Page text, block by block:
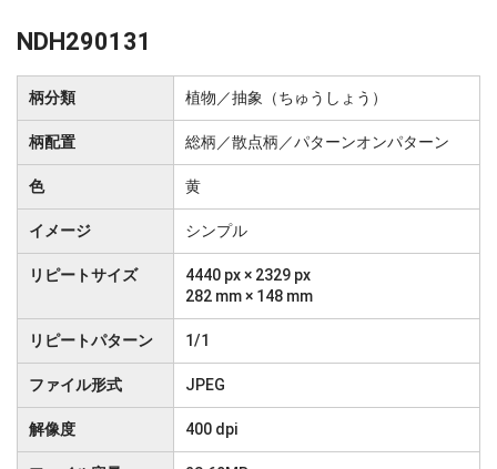
NDH290131
柄分類 植物／抽象（ちゅうしょう）
柄配置 総柄／散点柄／パターンオンパターン
色 黄
イメージ シンプル
リピートサイズ
4440 px × 2329 px
282 mm × 148 mm
リピートパターン 1/1
ファイル形式 JPEG
解像度 400 dpi